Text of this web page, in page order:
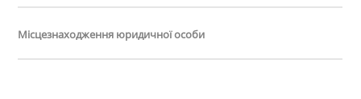
Місцезнаходження юридичної особи